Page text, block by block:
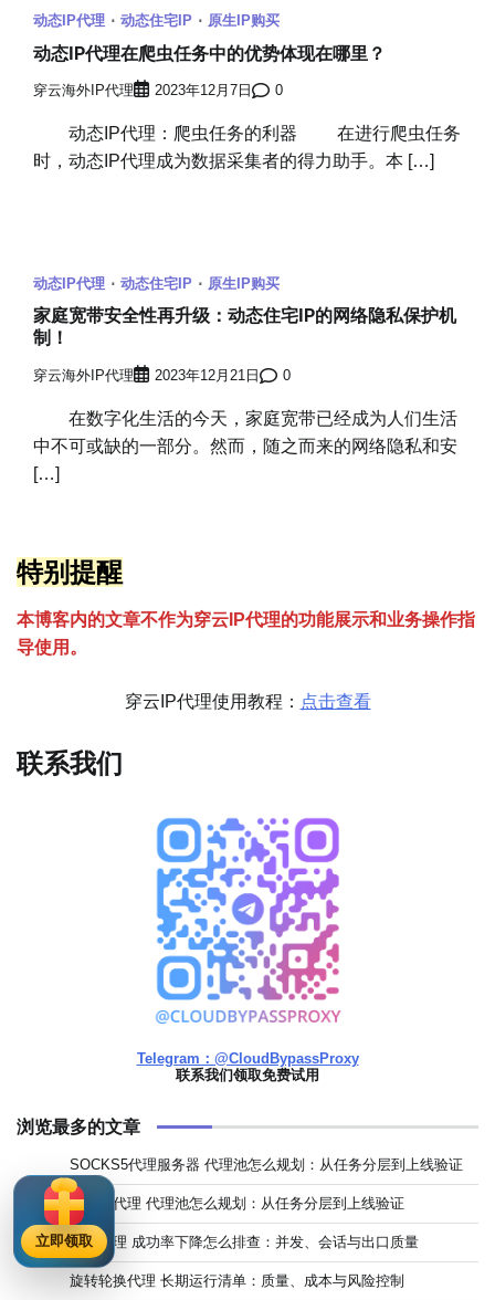
动态IP代理 动态住宅IP 原生IP购买
动态IP代理在爬虫任务中的优势体现在哪里？
穿云海外IP代理 2023年12月7日 0
动态IP代理：爬虫任务的利器 在进行爬虫任务
时，动态IP代理成为数据采集者的得力助手。本 […]
动态IP代理 动态住宅IP 原生IP购买
家庭宽带安全性再升级：动态住宅IP的网络隐私保护机
制！
穿云海外IP代理 2023年12月21日 0
在数字化生活的今天，家庭宽带已经成为人们生活
中不可或缺的一部分。然而，随之而来的网络隐私和安
[…]
特别提醒
本博客内的文章不作为穿云 P代理的功能展示和业务操作指
导使用。
穿云IP代理使用教程： 点击查看
联系我们
Telegram：@CloudBypassProxy
联系我们领取免费试用
浏览最多的文章
SOCKS5代理服务器 代理池怎么规划：从任务分层到上线验证
住宅IP代理 代理池怎么规划：从任务分层到上线验证
独享代理 成功率下降怎么排查：并发、会话与出口质量
旋转轮换代理 长期运行清单：质量、成本与风险控制
立即领取